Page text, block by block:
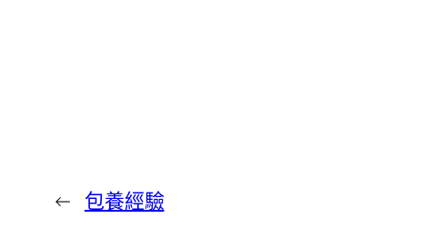
← 包養經驗